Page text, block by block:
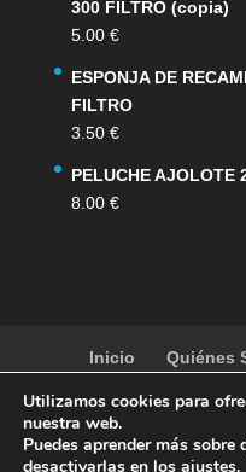
300 FILTRO (copia)
5.00 €
ESPONJA DE
FILTRO
3.50 €
PELUCHE AJOLOTE
8.00 €
Inicio Quiénes
Utilizamos cookies para
nuestra web.
Puedes aprender más
desactivarlas en los ajustes.